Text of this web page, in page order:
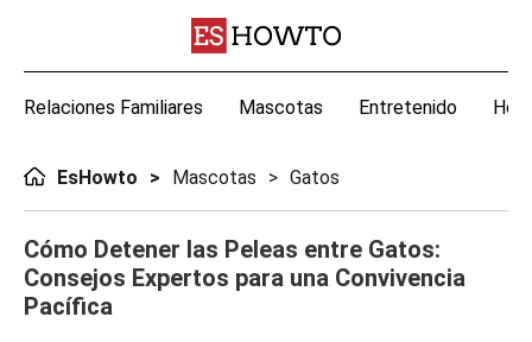
Relaciones Familiares Mascotas Entretenido
EsHowto Mascotas Gatos
Cómo Detener las Peleas entre Gatos:
Consejos Expertos para una Convivencia
Pacífica